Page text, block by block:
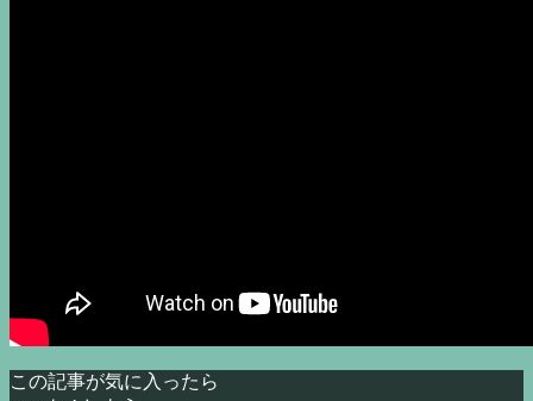
この記事が気に入ったら